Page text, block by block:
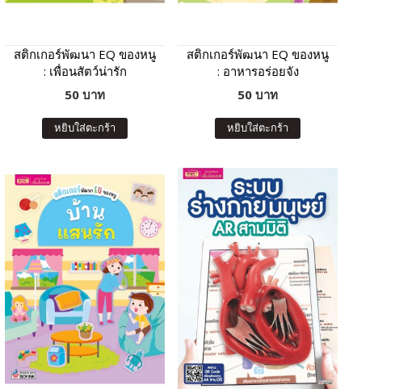
สติกเกอร์พัฒนา EQ ของหนู
: เพื่อนสัตว์น่ารัก
50 บาท
หยิบใส่ตะกร้า
สติกเกอร์พัฒนา EQ ของหนู
: อาหารอร่อยจัง
50 บาท
หยิบใส่ตะกร้า